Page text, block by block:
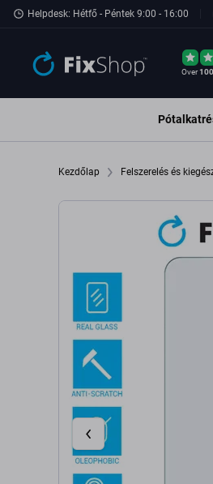
Ugrás az oldal fő részéhez
Helpdesk: Hétfő - Péntek 9:00 - 16:00
Over
Kezdőlap Felszerelés és